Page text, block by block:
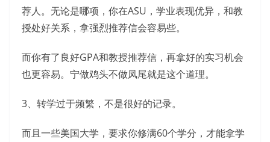
荐人。无论是哪项，你在ASU，学业表现优异，和教
授处好关系，拿强烈推荐信会容易些。
而你有了良好GPA和教授推荐信，再拿好的实习机会
也更容易。宁做鸡头不做凤尾就是这个道理。
3、转学过于频繁，不是很好的记录。
而且一些美国大学，要求你修满60个学分，才能拿学